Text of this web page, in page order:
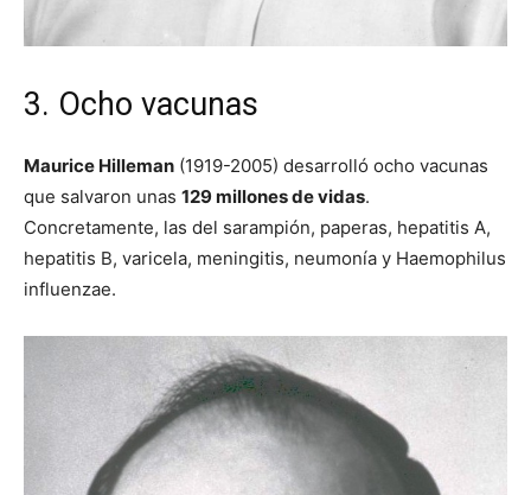
3. Ocho vacunas
Maurice Hilleman (1919-2005) desarrolló ocho vacunas
que salvaron unas 129 millones de vidas.
Concretamente, las del sarampión, paperas, hepatitis A,
hepatitis B, varicela, meningitis, neumonía y Haemophilus
influenzae.